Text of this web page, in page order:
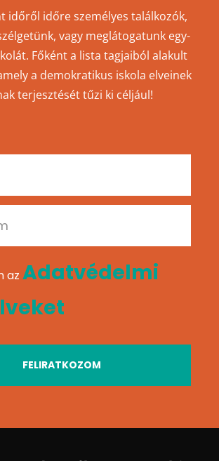
időről időre személyes találkozók,
vagy meglátogatunk egy-
Főként a lista tagjaiból alakult
a demokratikus iskola elveinek
terjesztését tűzi ki céljául!
az Adatvédelmi
FELIRATKOZOM